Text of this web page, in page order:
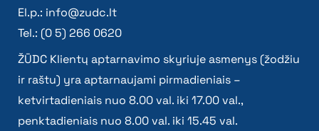
El.p.: info@zudc.lt
Tel.: (0 5) 266 0620
ŽŪDC Klientų aptarnavimo skyriuje asmenys (žodžiu
ir raštu) yra aptarnaujami pirmadieniais –
ketvirtadieniais nuo 8.00 val. iki 17.00 val.,
penktadieniais nuo 8.00 val. iki 15.45 val.